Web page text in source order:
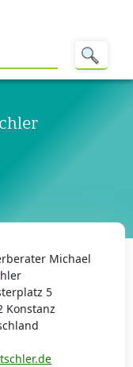
Michael
5
Konstanz